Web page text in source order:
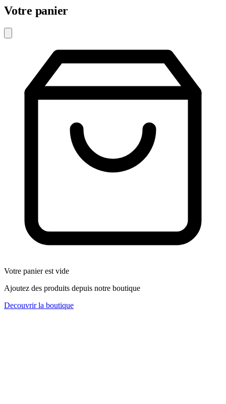
Votre panier
Votre panier est vide
Ajoutez des produits depuis notre boutique
Decouvrir la boutique